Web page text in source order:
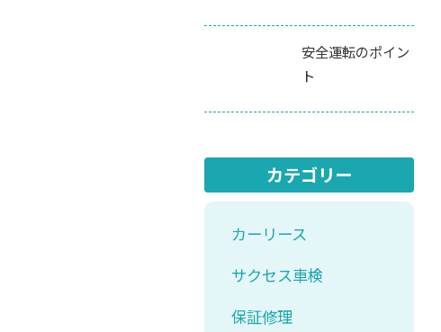
安全運転のポイン
ト
カテゴリー
カーリース
サクセス車検
保証修理